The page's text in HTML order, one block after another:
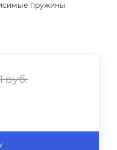
пружины
руб.